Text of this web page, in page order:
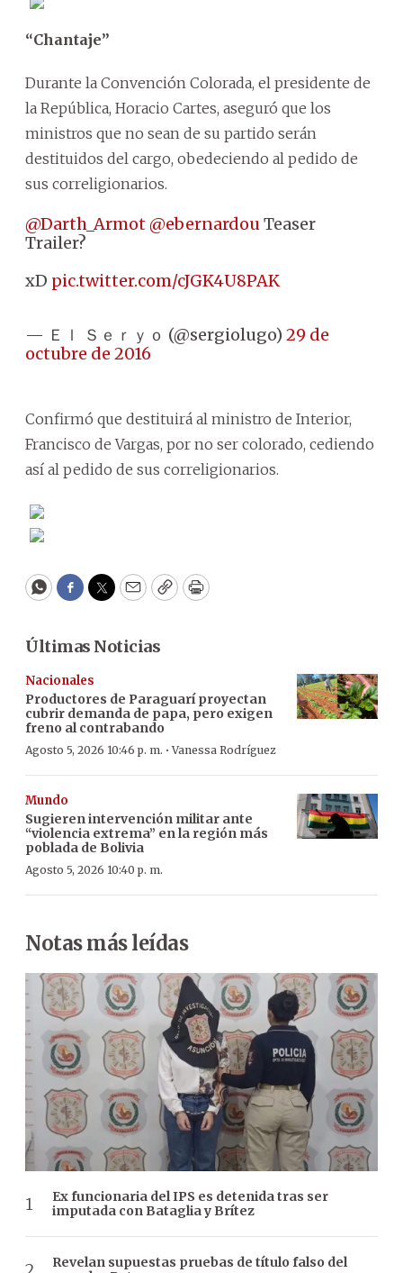
“Chantaje”
Durante la Convención Colorada, el presidente de
la República, Horacio Cartes, aseguró que los
ministros que no sean de su partido serán
destituidos del cargo, obedeciendo al pedido de
sus correligionarios.
@Darth_Armot@ebernardouTeaser
Trailer?
xD pic.twitter.com/cJGK4U8PAK
— Ｅｌ Ｓｅｒｙｏ (@sergiolugo) 29 de
octubre de 2016
Confirmó que destituirá al ministro de Interior,
Francisco de Vargas, por no ser colorado, cediendo
así al pedido de sus correligionarios.
WhatsApp
Facebook
Twitter
EmailCopyPrint
Últimas Noticias
Nacionales
Productores de Paraguarí proyectan
cubrir demanda de papa, pero exigen
freno al contrabando
Agosto 5, 2026 10:46 p. m. ·Vanessa Rodríguez
Mundo
Sugieren intervención militar ante
“violencia extrema” en la región más
poblada de Bolivia
Agosto 5, 2026 10:40 p. m.
Notas más leídas
Ex funcionaria del IPS es detenida tras ser
imputada con Bataglia y Brítez
Revelan supuestas pruebas de título falso del